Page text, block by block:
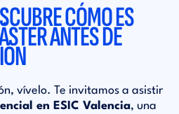
CÓMO ES
ANTES DE
vívelo. Te invitamos a asistir
en ESIC Valencia, una